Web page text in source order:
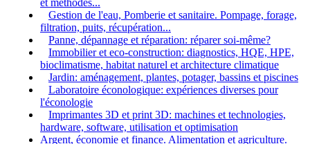
Gestion de l'eau, Pomberie et sanitaire. Pompage, forage,
filtration, puits, récupération...
Panne, dépannage et réparation: réparer soi-même?
Immobilier et eco-construction: diagnostics, HQE, HPE,
bioclimatisme, habitat naturel et architecture climatique
Jardin: aménagement, plantes, potager, bassins et piscines
Laboratoire éconologique: expériences diverses pour
l'éconologie
Imprimantes 3D et print 3D: machines et technologies,
hardware, software, utilisation et optimisation
Argent, économie et finance. Alimentation et agriculture.